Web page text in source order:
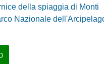
della spiaggia di Monti
Nazionale